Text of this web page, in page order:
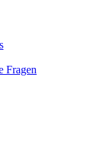
Fragen